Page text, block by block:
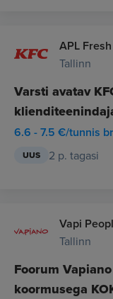
APL
Tallinn
Varsti avatav
6.6 - 7.5 €/tunnis
UUS 2 p. tagasi
Vapi
Tallinn
Foorum
koormusega